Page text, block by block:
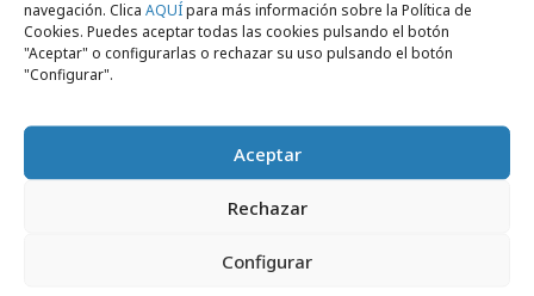
navegación. Clica AQUÍpara más información sobre la Política de
Cookies. Puedes aceptar todas las cookies pulsando el botón
"Aceptar" o configurarlas o rechazar su uso pulsando el botón
"Configurar".
Aceptar
Rechazar
Configurar
El nuevo Santiago Bernabéu llega a EA
Sports FC 25